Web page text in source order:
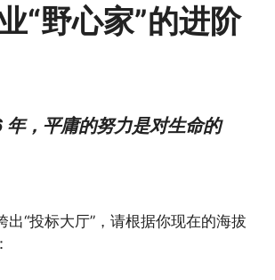
“野心家”的进阶
，平庸的努力是对生命的
出“投标大厅”，请根据你现在的海拔